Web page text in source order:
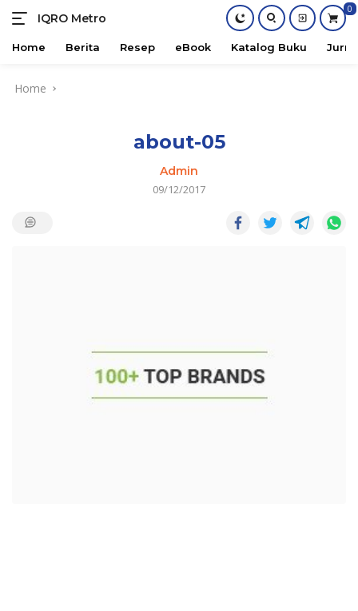
IQRO Metro
Lets
Bright
0
Home Berita Resep eBook Katalog Buku
Home
about-05
Admin
09/12/2017